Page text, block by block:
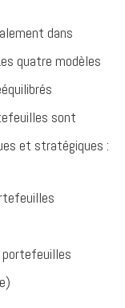
dans
quatre modèles
sont
et stratégiques :